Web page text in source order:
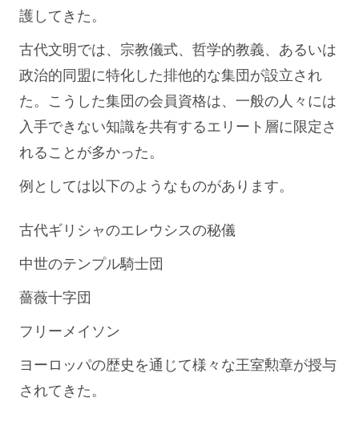
護してきた。
古代文明では、宗教儀式、哲学的教義、あるいは
政治的同盟に特化した排他的な集団が設立され
た。こうした集団の会員資格は、一般の人々には
入手できない知識を共有するエリート層に限定さ
れることが多かった。
例としては以下のようなものがあります。
古代ギリシャのエレウシスの秘儀
中世のテンプル騎士団
薔薇十字団
フリーメイソン
ヨーロッパの歴史を通じて様々な王室勲章が授与
されてきた。